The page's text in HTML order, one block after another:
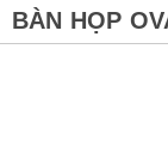
BÀN HỌP